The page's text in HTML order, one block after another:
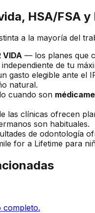
HSA/FSA
a la mayoría del
VIDA — los planes que
independiente de tu
gasto elegible ante el
natural.
cuando son
las clínicas ofrecen
son habituales.
de odontología
for a Lifetime para
completo.